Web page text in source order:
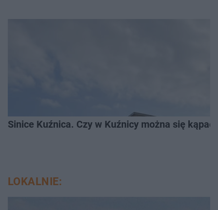
Sinice Kuźnica. Czy w Kuźnicy można się
LOKALNIE: